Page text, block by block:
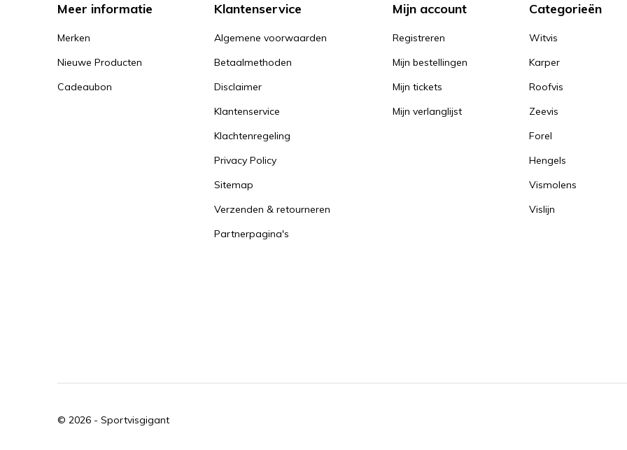
Meer informatie
Merken
Nieuwe Producten
Cadeaubon
Klantenservice
Algemene voorwaarden
Betaalmethoden
Disclaimer
Klantenservice
Klachtenregeling
Privacy Policy
Sitemap
Verzenden & retourneren
Partnerpagina's
Mijn account
Registreren
Mijn bestellingen
Mijn tickets
Mijn verlanglijst
Categorieën
Witvis
Karper
Roofvis
Zeevis
Forel
Hengels
Vismolens
Vislijn
© 2026 - Sportvisgigant